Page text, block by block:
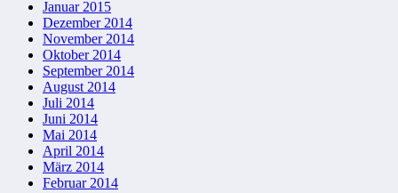
Januar 2015
Dezember 2014
November 2014
Oktober 2014
September 2014
August 2014
Juli 2014
Juni 2014
Mai 2014
April 2014
März 2014
Februar 2014